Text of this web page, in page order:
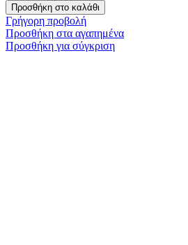
Προσθήκη στο καλάθι
Γρήγορη προβολή
Προσθήκη στα αγαπημένα
Προσθήκη για σύγκριση